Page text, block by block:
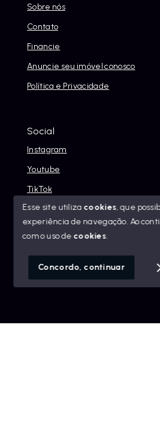
Sobre nós
Contato
Financie
Anuncie seu imóvel conosco
Política e Privacidade
Social
Instagram
Youtube
TikTok
© Copyright 2026 - Alexandre Abreu
SITE PARA IMOBILIARIA
Esse site utiliza cookies, que
experiência de navegação.Ao
com o uso de cookies.
Concordo, continuar